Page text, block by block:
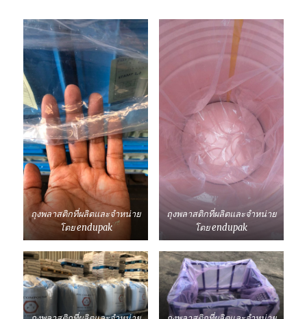
ทุก
รูป
แบบ
ทั้ง
ขนาด
เล็ก-
ใหญ่
(พร้อม
ตัวอย่าง)
ถุงพลาสติกที่ผลิตและจำหน่าย
โดย endupak
ถุงพลาสติกที่ผลิตและจำหน่าย
โดย endupak